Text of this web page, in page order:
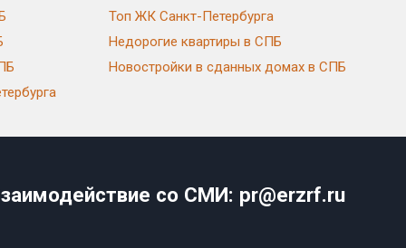
Топ ЖК Санкт-Петербурга
Недорогие квартиры в СПБ
Новостройки в сданных домах в СПБ
со СМИ: pr@erzrf.ru